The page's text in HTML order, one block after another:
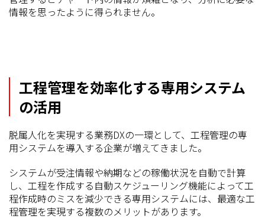
情報を思ったように得られません。
工程管理を効率化する専用システム
の活用
脱属人化を実現する業務DXの一環として、工程管理の専
用システムを導入する企業が増えてきました。
システムが受注情報や納期などの稼働状況を自動で計算
し、工程を作成する自動スケジューリング機能によって工
程作成時のミスを減少できる専用システムには、最適な工
程管理を実現する複数のメリットがあります。